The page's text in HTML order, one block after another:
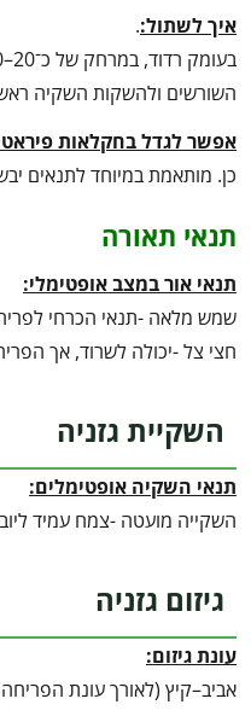
איך לשתול:.
השורשים ולהשקות השקיה
אפשר לגדל בחקלאות
כן. מותאמת במיוחד לתנאים
תנאי תאורה
תנאי אור במצב אופטימלי:
שמש מלאה -תנאי הכרחי
חצי צל -יכולה לשרוד, אך
השקיית גזניה
תנאי השקיה אופטימלים:
השקייה מועטה -צמח עמיד
גיזום גזניה
עונת גיזום:
אביב–קיץ (לאורך עונת